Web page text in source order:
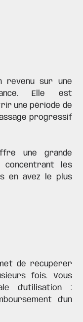
revenu sur une
Elle est
une période de
progressif
une grande
concentrant les
en avez le plus
de récupérer
fois. Vous
d'utilisation :
d'un